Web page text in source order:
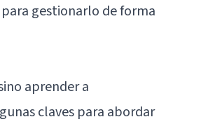
gestionarlo de forma
aprender a
claves para abordar